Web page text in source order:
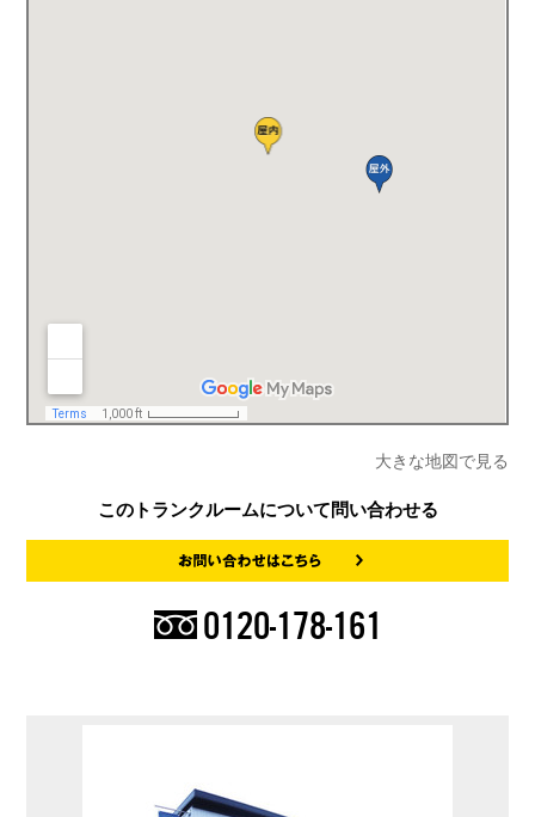
大きな地図で見る
このトランクルームについて問い合わせる
0120-178-161